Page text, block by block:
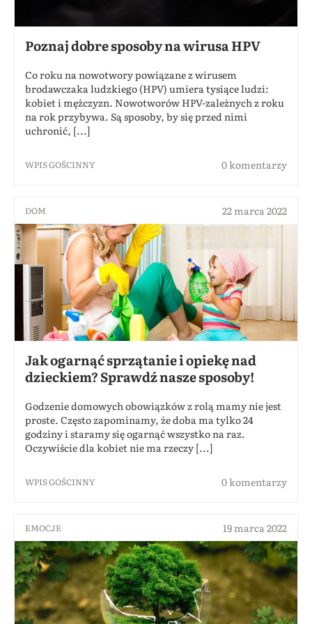
Poznaj dobre sposoby na wirusa HPV
Co roku na nowotwory powiązane z wirusem
brodawczaka ludzkiego (HPV) umiera tysiące ludzi:
kobiet i mężczyzn. Nowotworów HPV-zależnych z roku
na rok przybywa. Są sposoby, by się przed nimi
uchronić, [...]
WPIS GOŚCINNY 0 komentarzy
DOM 22 marca 2022
Jak ogarnąć sprzątanie i opiekę nad
dzieckiem? Sprawdź nasze sposoby!
Godzenie domowych obowiązków z rolą mamy nie jest
proste. Często zapominamy, że doba ma tylko 24
godziny i staramy się ogarnąć wszystko na raz.
Oczywiście dla kobiet nie ma rzeczy [...]
WPIS GOŚCINNY 0 komentarzy
EMOCJE 19 marca 2022